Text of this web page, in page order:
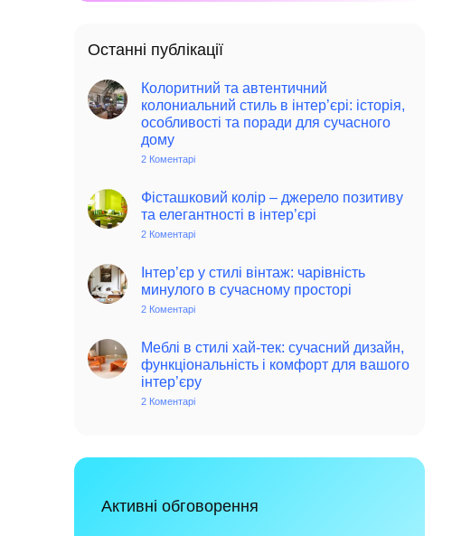
Останні публікації
Колоритний та автентичний
колониальний стиль в інтер’єрі: історія,
особливості та поради для сучасного
дому
2 Коментарі
автентичний
колониальний
стиль
особливості
та
поради
Фісташковий колір – джерело позитиву
та елегантності в інтер’єрі
2 Коментарі
–
джерело
позитиву
інтер’єрі
Інтер’єр у стилі вінтаж: чарівність
минулого в сучасному просторі
2 Коментарі
стилі
вінтаж:
чарівність
минулого
в
Меблі в стилі хай-тек: сучасний дизайн,
функціональність і комфорт для вашого
інтер’єру
2 Коментарі
тек:
комфорт
Активні обговорення